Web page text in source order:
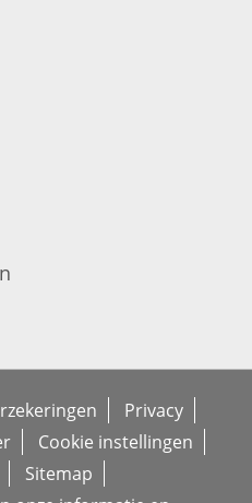
klaverblad-
Privacy
Cookie instellingen
Sitemap